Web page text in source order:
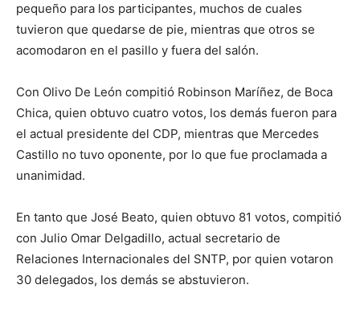
pequeño para los participantes, muchos de cuales
tuvieron que quedarse de pie, mientras que otros se
acomodaron en el pasillo y fuera del salón.
Con Olivo De León compitió Robinson Maríñez, de Boca
Chica, quien obtuvo cuatro votos, los demás fueron para
el actual presidente del CDP, mientras que Mercedes
Castillo no tuvo oponente, por lo que fue proclamada a
unanimidad.
En tanto que José Beato, quien obtuvo 81 votos, compitió
con Julio Omar Delgadillo, actual secretario de
Relaciones Internacionales del SNTP, por quien votaron
30 delegados, los demás se abstuvieron.